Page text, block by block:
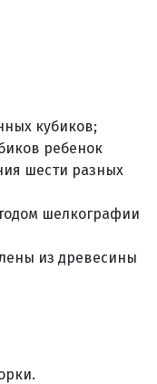
кубиков;
ребенок
шести разных
шелкографии
из древесины